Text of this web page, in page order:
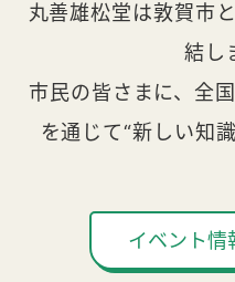
丸善雄松堂は敦賀市
結し
市民の皆さまに、全
を通じて“新しい知
イベント情